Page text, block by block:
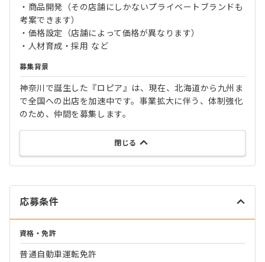
・商品開発（その店舗にしかないプライベートブランドも
考案できます）
・価格設定（店舗によって価格が異なります）
・人材育成・採用 など
募集背景
神奈川で誕生した『ロピア』は、現在、北海道から九州ま
で全国への出店を加速中です。事業拡大に伴う、体制強化
のため、仲間を募集します。
閉じる
応募条件
資格・免許
普通自動車運転免許